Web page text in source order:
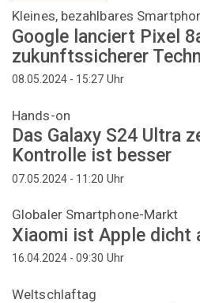
Kleines, bezahlbares
Google lanciert Pixel
zukunftssicherer
08.05.2024 - 15:27 Uhr
Hands-on
Das Galaxy S24 Ultra
Kontrolle ist besser
07.05.2024 - 11:20 Uhr
Globaler Smartphone-Markt
Xiaomi ist Apple dicht
16.04.2024 - 09:30 Uhr
Weltschlaftag